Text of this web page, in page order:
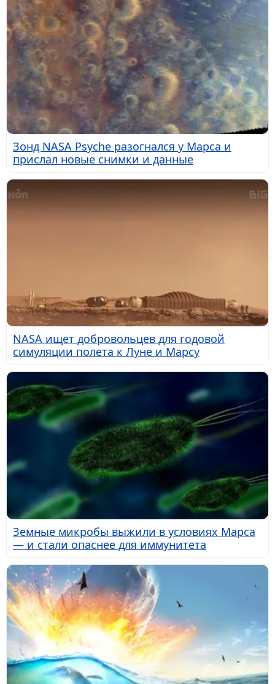
Зонд NASA Psyche разогнался у Марса и
прислал новые снимки и данные
NASA ищет добровольцев для годовой
симуляции полета к Луне и Марсу
Земные микробы выжили в условиях Марса
— и стали опаснее для иммунитета